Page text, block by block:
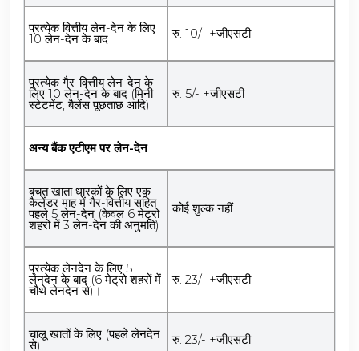
प्रत्येक वित्तीय लेन-देन के लिए
10 लेन-देन के बाद रु. 10/- +जीएसटी
प्रत्येक गैर-वित्तीय लेन-देन के
लिए 10 लेन-देन के बाद (मिनी
स्टेटमेंट, बैलेंस पूछताछ आदि)
रु. 5/- +जीएसटी
अन्य बैंक एटीएम पर लेन-देन
बचत खाता धारकों के लिए एक
कैलेंडर माह में गैर-वित्तीय सहित
पहले 5 लेन-देन (केवल 6 मेट्रो
शहरों में 3 लेन-देन की अनुमति)
कोई शुल्क नहीं
प्रत्येक लेनदेन के लिए 5
लेनदेन के बाद (6 मेट्रो शहरों में
चौथे लेनदेन से)।
रु. 23/- +जीएसटी
चालू खातों के लिए (पहले लेनदेन
से) रु. 23/- +जीएसटी